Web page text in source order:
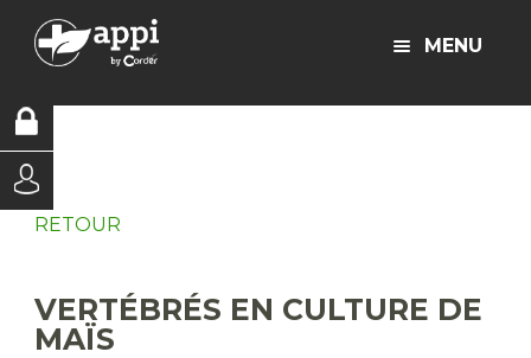
MENU
RETOUR
VERTÉBRÉS EN CULTURE DE
MAÏS